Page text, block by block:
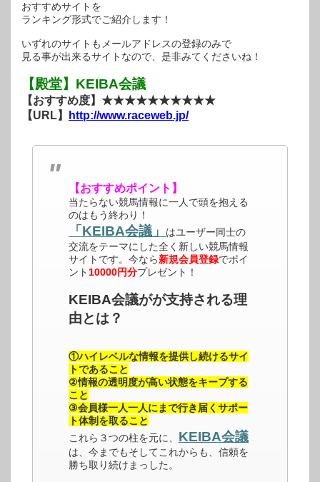
おすすめサイトを
ランキング形式でご紹介します！
いずれのサイトもメールアドレスの登録のみで
見る事が出来るサイトなので、是非みてくださいね！
【殿堂】KEIBA会議
【おすすめ度】★★★★★★★★★★
【URL】
http://www.raceweb.jp/
【おすすめポイント】
当たらない競馬情報に一人で頭を抱える
のはもう終わり！
「KEIBA会議」
はユーザー同士の
交流をテーマにした全く新しい競馬情報
サイトです。今なら新規会員登録でポイ
ント 10000円分プレゼント！
KEIBA会議がが支持される理
由とは？
①ハイレベルな情報を提供し続けるサイ
トであること
②情報の透明度が高い状態をキープする
こと
③会員様一人一人にまで行き届くサポー
ト体制を取ること
これら３つの柱を元に、 KEIBA会議
は、今までもそしてこれからも、信頼を
勝ち取り続けまっした。